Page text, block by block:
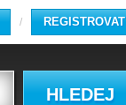
/ REGISTROVAT
HLEDEJ